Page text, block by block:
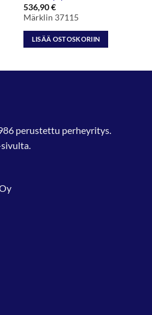
536,90€
Märklin 37115
LISÄÄ OSTOSKORIIN
perustettu perheyritys.